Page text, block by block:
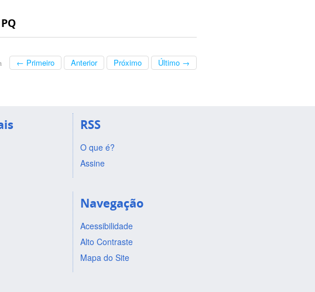
← Primeiro Anterior Próximo Último →
RSS
O que é?
Assine
Navegação
Acessibilidade
Alto Contraste
Mapa do Site